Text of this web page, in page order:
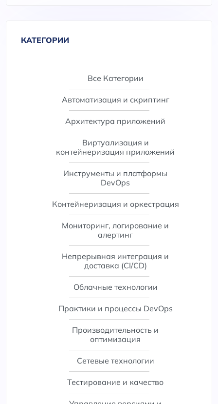
КАТЕГОРИИ
Все Категории
Автоматизация и скриптинг
Архитектура приложений
Виртуализация и
контейнеризация приложений
Инструменты и платформы
DevOps
Контейнеризация и оркестрация
Мониторинг, логирование и
алертинг
Непрерывная интеграция и
доставка (CI/CD)
Облачные технологии
Практики и процессы DevOps
Производительность и
оптимизация
Сетевые технологии
Тестирование и качество